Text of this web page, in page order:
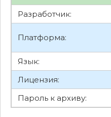
Разработчик:
Платформа:
Язык:
Лицензия:
Пароль к архиву: